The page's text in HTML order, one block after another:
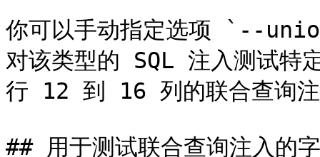
你可以手动指定选项 `--
对该类型的 SQL 注入测试
行 12 到 16 列的联合查询注
## 用于测试联合查询注入的